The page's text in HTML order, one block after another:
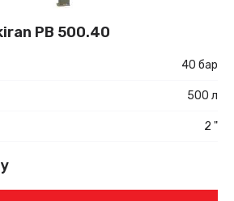
РВ 500.40
40 бар
500 л
2 "